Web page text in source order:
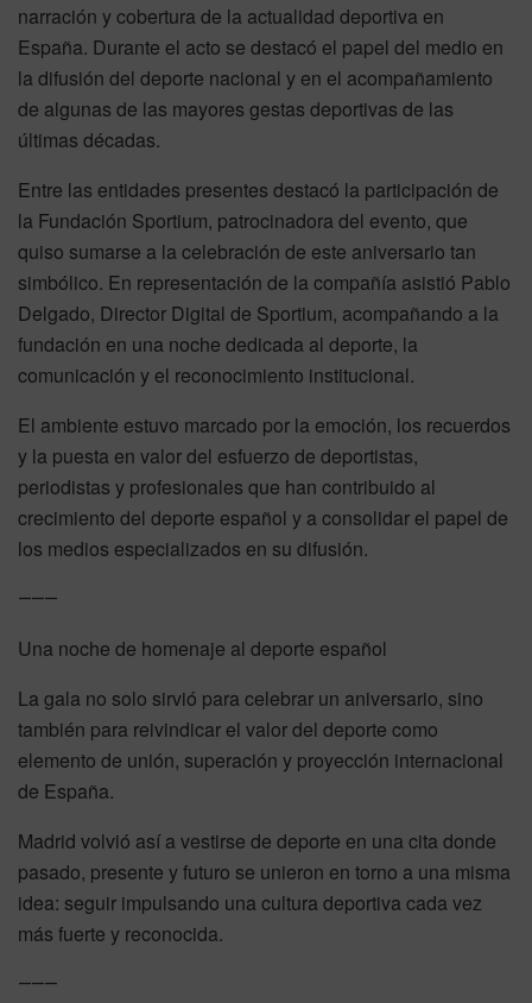
narración y cobertura de la actualidad deportiva en
España. Durante el acto se destacó el papel del medio en
la difusión del deporte nacional y en el acompañamiento
de algunas de las mayores gestas deportivas de las
últimas décadas.
Entre las entidades presentes destacó la participación de
la Fundación Sportium, patrocinadora del evento, que
quiso sumarse a la celebración de este aniversario tan
simbólico. En representación de la compañía asistió Pablo
Delgado, Director Digital de Sportium, acompañando a la
fundación en una noche dedicada al deporte, la
comunicación y el reconocimiento institucional.
El ambiente estuvo marcado por la emoción, los recuerdos
y la puesta en valor del esfuerzo de deportistas,
periodistas y profesionales que han contribuido al
crecimiento del deporte español y a consolidar el papel de
los medios especializados en su difusión.
⸻
Una noche de homenaje al deporte español
La gala no solo sirvió para celebrar un aniversario, sino
también para reivindicar el valor del deporte como
elemento de unión, superación y proyección internacional
de España.
Madrid volvió así a vestirse de deporte en una cita donde
pasado, presente y futuro se unieron en torno a una misma
idea: seguir impulsando una cultura deportiva cada vez
más fuerte y reconocida.
⸻